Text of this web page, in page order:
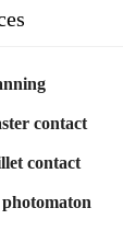
contact
contact